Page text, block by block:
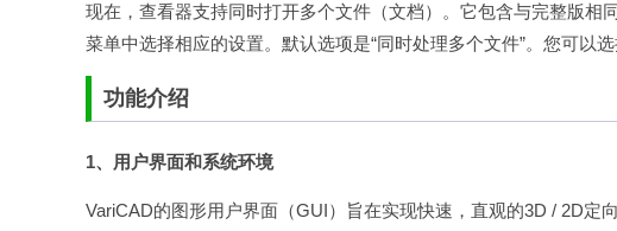
现在，查看器支持同时打开多个文件（文档）。它包含与完整版相
菜单中选择相应的设置。默认选项是“同时处理多个文件”。您可以
功能介绍
1、用户界面和系统环境
VariCAD的图形用户界面（GUI）旨在实现快速，直观的3D / 2D